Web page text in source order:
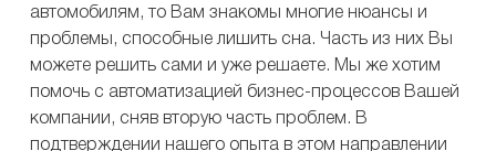
автомобилям, то Вам знакомы многие нюансы и
проблемы, способные лишить сна. Часть из них Вы
можете решить сами и уже решаете. Мы же хотим
помочь с автоматизацией бизнес-процессов Вашей
компании, сняв вторую часть проблем. В
подтверждении нашего опыта в этом направлении